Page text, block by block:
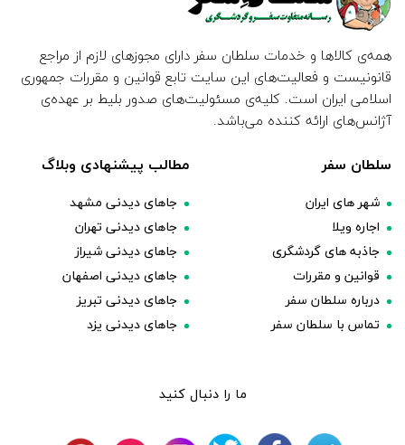
همه‌ی کالاها و خدمات سلطان سفر دارای مجوزهای لازم از مراجع
قانونیست و فعالیت‌های این سایت تابع قوانین و مقررات جمهوری
اسلامی ایران است. کلیه‌ی مسئولیت‌های صدور بلیط بر عهده‌ی
آژانس‌های ارائه کننده می‌باشد.
سلطان سفر
شهر های ایران
اجاره ویلا
جاذبه های گردشگری
قوانین و مقررات
درباره سلطان سفر
تماس با سلطان سفر
مطالب پیشنهادی وبلاگ
جاهای دیدنی مشهد
جاهای دیدنی تهران
جاهای دیدنی شیراز
جاهای دیدنی اصفهان
جاهای دیدنی تبریز
جاهای دیدنی یزد
ما را دنبال کنید